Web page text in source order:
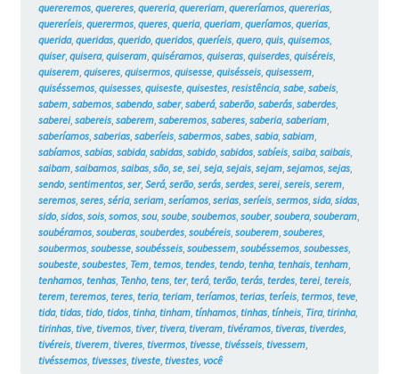
quereremos, quereres, quereria, quereriam, quereríamos, quererias,
quereríeis, querermos, queres, queria, queriam, queríamos, querias,
querida, queridas, querido, queridos, queríeis, quero, quis, quisemos,
quiser, quisera, quiseram, quiséramos, quiseras, quiserdes, quiséreis,
quiserem, quiseres, quisermos, quisesse, quisésseis, quisessem,
quiséssemos, quisesses, quiseste, quisestes, resistência, sabe, sabeis,
sabem, sabemos, sabendo, saber, saberá, saberão, saberás, saberdes,
saberei, sabereis, saberem, saberemos, saberes, saberia, saberiam,
saberíamos, saberias, saberíeis, sabermos, sabes, sabia, sabiam,
sabíamos, sabias, sabida, sabidas, sabido, sabidos, sabíeis, saiba, saibais,
saibam, saibamos, saibas, são, se, sei, seja, sejais, sejam, sejamos, sejas,
sendo, sentimentos, ser, Será, serão, serás, serdes, serei, sereis, serem,
seremos, seres, séria, seriam, seríamos, serias, seríeis, sermos, sida, sidas,
sido, sidos, sois, somos, sou, soube, soubemos, souber, soubera, souberam,
soubéramos, souberas, souberdes, soubéreis, souberem, souberes,
soubermos, soubesse, soubésseis, soubessem, soubéssemos, soubesses,
soubeste, soubestes, Tem, temos, tendes, tendo, tenha, tenhais, tenham,
tenhamos, tenhas, Tenho, tens, ter, terá, terão, terás, terdes, terei, tereis,
terem, teremos, teres, teria, teriam, teríamos, terias, teríeis, termos, teve,
tida, tidas, tido, tidos, tinha, tinham, tínhamos, tinhas, tínheis, Tira, tirinha,
tirinhas, tive, tivemos, tiver, tivera, tiveram, tivéramos, tiveras, tiverdes,
tivéreis, tiverem, tiveres, tivermos, tivesse, tivésseis, tivessem,
tivéssemos, tivesses, tiveste, tivestes, você